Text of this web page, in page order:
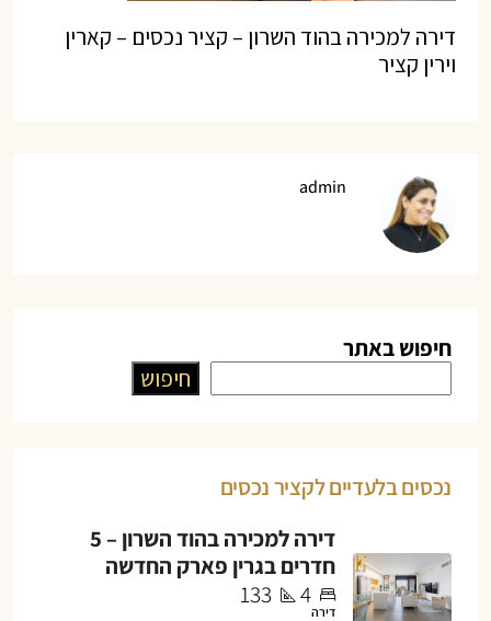
דירה למכירה בהוד השרון – קציר נכסים – קארין
וירין קציר
admin
חיפוש באתר
חיפוש
נכסים בלעדיים לקציר נכסים
דירה למכירה בהוד השרון – 5
חדרים בגרין פארק החדשה
4
133
דירה